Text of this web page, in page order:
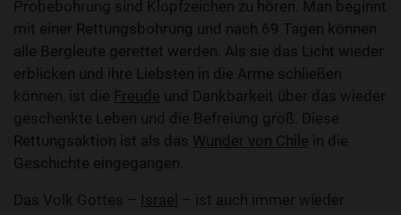
Probebohrung sind Klopfzeichen zu hören. Man beginnt
mit einer Rettungsbohrung und nach 69 Tagen können
alle Bergleute gerettet werden. Als sie das Licht wieder
erblicken und ihre Liebsten in die Arme schließen
können, ist die Freude und Dankbarkeit über das wieder
geschenkte Leben und die Befreiung groß. Diese
Rettungsaktion ist als das Wunder von Chile in die
Geschichte eingegangen.
Das Volk Gottes – Israel – ist auch immer wieder